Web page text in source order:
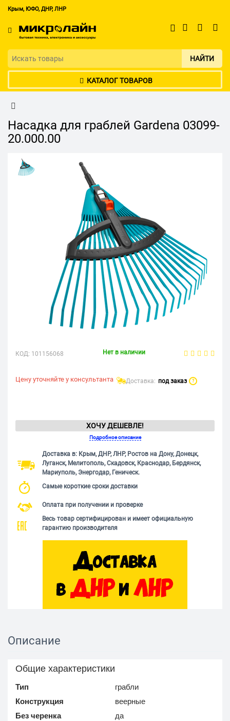
Крым, ЮФО, ДНР, ЛНР
НАЙТИ
КАТАЛОГ ТОВАРОВ
Насадка для граблей Gardena 03099-
20.000.00
КОД: 101156068 Нет в наличии
Цену уточняйте у консультанта Доставка: под заказ ?
ХОЧУ ДЕШЕВЛЕ!
Подробное описание
Доставка в: Крым, ДНР, ЛНР, Ростов на Дону, Донецк,
Луганск, Мелитополь, Скадовск, Краснодар, Бердянск,
Мариуполь, Энергодар, Геническ.
Самые короткие сроки доставки
Оплата при получении и проверке
Весь товар сертифицирован и имеет официальную
гарантию производителя
Описание
Общие характеристики
Тип
грабли
Конструкция
веерные
Без черенка
да